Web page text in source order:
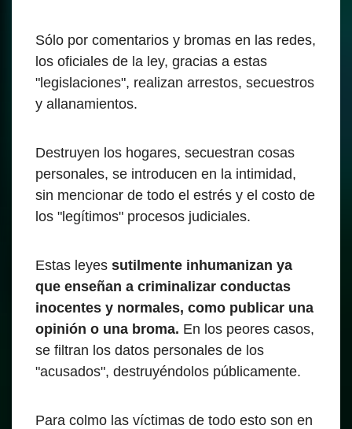
Sólo por comentarios y bromas en las redes,
los oficiales de la ley, gracias a estas
"legislaciones", realizan arrestos, secuestros
y allanamientos.
Destruyen los hogares, secuestran cosas
personales, se introducen en la intimidad,
sin mencionar de todo el estrés y el costo de
los "legítimos" procesos judiciales.
Estas leyes sutilmente inhumanizan ya
que enseñan a criminalizar conductas
inocentes y normales, como publicar una
opinión o una broma. En los peores casos,
se filtran los datos personales de los
"acusados", destruyéndolos públicamente.
Para colmo las víctimas de todo esto son en